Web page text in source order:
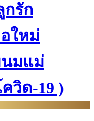
กรัก
ใหม่
นมแม่
วิด-19 )